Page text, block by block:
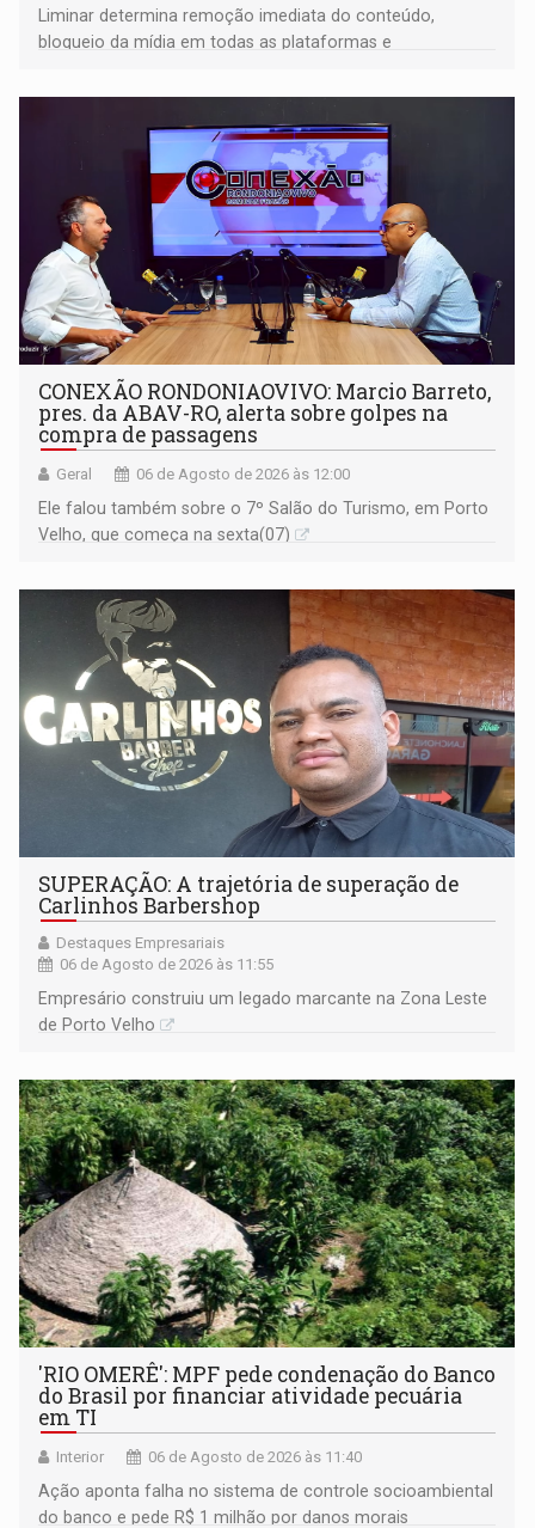
Liminar determina remoção imediata do conteúdo,
bloqueio da mídia em todas as plataformas e
CONEXÃO RONDONIAOVIVO: Marcio Barreto,
pres. da ABAV-RO, alerta sobre golpes na
compra de passagens
Geral 06 de Agosto de 2026 às 12:00
Ele falou também sobre o 7º Salão do Turismo, em Porto
Velho, que começa na sexta(07)
SUPERAÇÃO: A trajetória de superação de
Carlinhos Barbershop
Destaques Empresariais
06 de Agosto de 2026 às 11:55
Empresário construiu um legado marcante na Zona Leste
de Porto Velho
'RIO OMERÊ': MPF pede condenação do Banco
do Brasil por financiar atividade pecuária
em TI
Interior 06 de Agosto de 2026 às 11:40
Ação aponta falha no sistema de controle socioambiental
do banco e pede R$ 1 milhão por danos morais